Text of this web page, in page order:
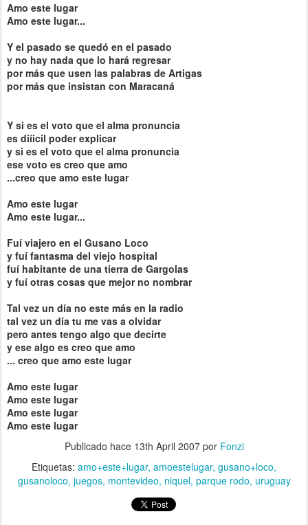
Amo este lugar
Amo este lugar...
Y el pasado se quedó en el pasado
y no hay nada que lo hará regresar
por más que usen las palabras de Artigas
por más que insistan con Maracaná
Y si es el voto que el alma pronuncia
es diíicil poder explicar
y si es el voto que el alma pronuncia
ese voto es creo que amo
...creo que amo este lugar
Amo este lugar
Amo este lugar...
Fuí viajero en el Gusano Loco
y fuí fantasma del viejo hospital
fuí habitante de una tierra de Gargolas
y fuí otras cosas que mejor no nombrar
Tal vez un día no este más en la radio
tal vez un día tu me vas a olvidar
pero antes tengo algo que decirte
y ese algo es creo que amo
... creo que amo este lugar
Amo este lugar
Amo este lugar
Amo este lugar
Amo este lugar
Publicado hace 13th April 2007por Fonzi
Etiquetas: amo+este+lugar amoestelugar gusano+loco
gusanoloco juegos montevideo niquel parque rodo uruguay